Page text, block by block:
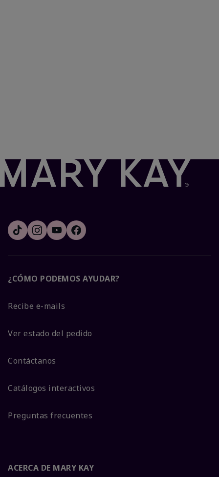
¿CÓMO PODEMOS AYUDAR?
Recibe e-mails
Ver estado del pedido
Contáctanos
Catálogos interactivos
Preguntas frecuentes
ACERCA DE MARY KAY